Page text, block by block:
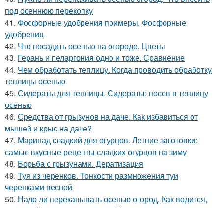
под осеннюю перекопку
41. Фосфорные удобрения примеры. Фосфорные
удобрения
42. Что посадить осенью на огороде. Цветы
43. Герань и пеларгония одно и тоже. Сравнение
44. Чем обработать теплицу. Когда проводить обработку
теплицы осенью
45. Сидераты для теплицы. Сидераты: посев в теплицу
осенью
46. Средства от грызунов на даче. Как избавиться от
мышей и крыс на даче?
47. Маринад сладкий для огурцов. Летние заготовки:
самые вкусные рецепты сладких огурцов на зиму
48. Борьба с грызунами. Дератизация
49. Туя из черенков. Тонкости размножения туи
черенками весной
50. Надо ли перекапывать осенью огород. Как водится,